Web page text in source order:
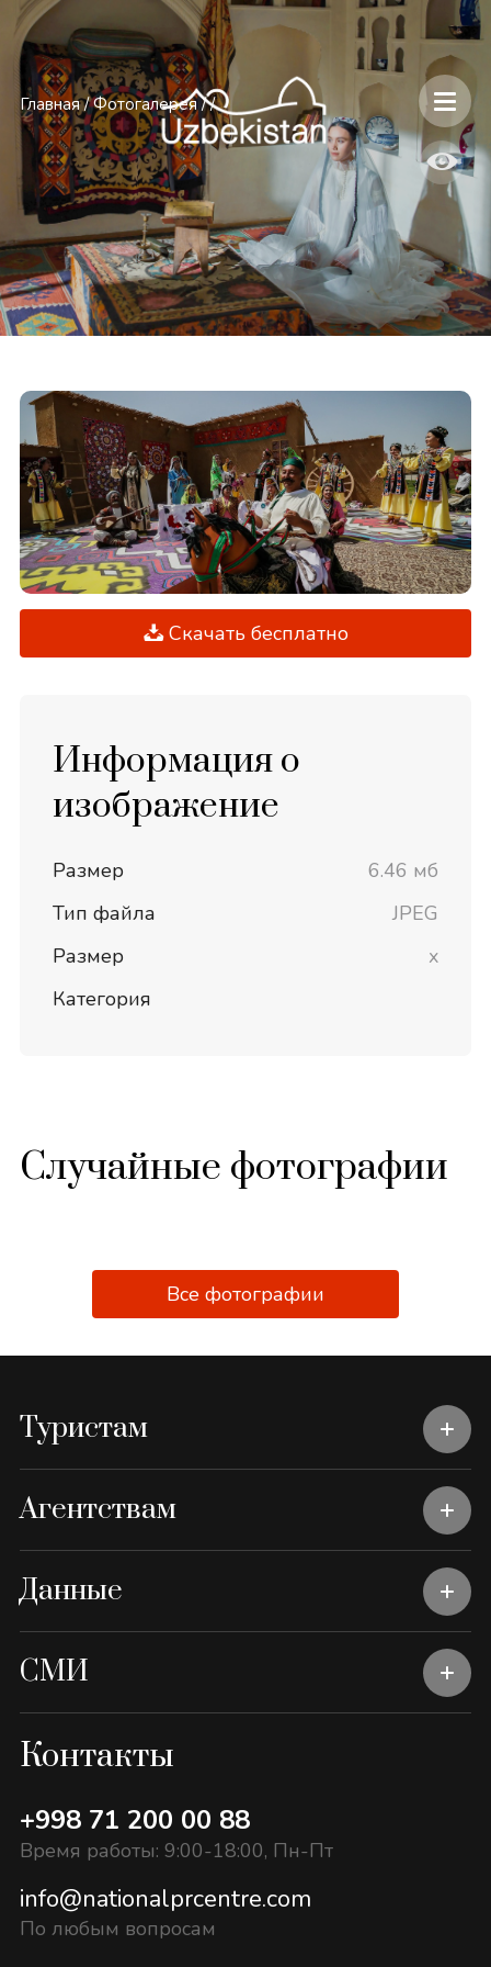
Главная / Фотогалерея / /
Скачать бесплатно
Информация о
изображение
Размер
6.46 мб
Тип файла
JPEG
Размер
x
Категория
Случайные фотографии
Все фотографии
Туристам
Агентствам
Данные
СМИ
Контакты
+998 71 200 00 88
Время работы: 9:00-18:00, Пн-Пт
info@nationalprcentre.com
По любым вопросам